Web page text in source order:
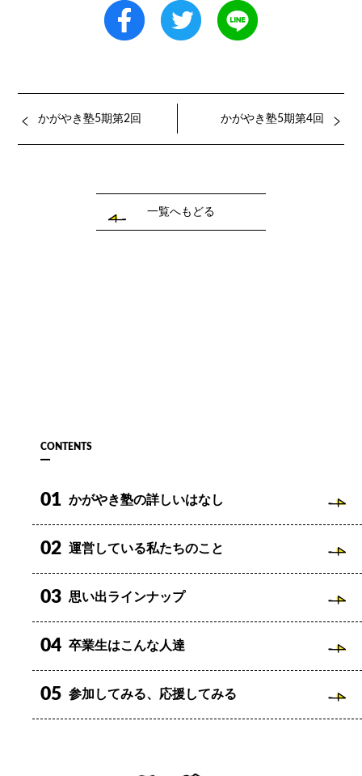
かがやき塾5期第2回 かがやき塾5期第4回
一覧へもどる
CONTENTS
01 かがやき塾の詳しいはなし
02 運営している私たちのこと
03 思い出ラインナップ
04 卒業生はこんな人達
05 参加してみる、応援してみる